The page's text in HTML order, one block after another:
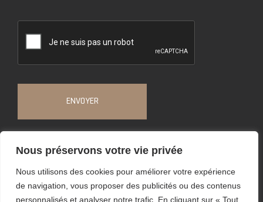
Nous préservons votre vie privée
Nous utilisons des cookies pour améliorer votre expérience
de navigation, vous proposer des publicités ou des contenus
personnalisés et analyser notre trafic. En cliquant sur « Tout
ENVOYER